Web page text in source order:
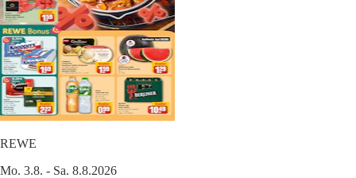
REWE
Mo. 3.8. - Sa. 8.8.2026